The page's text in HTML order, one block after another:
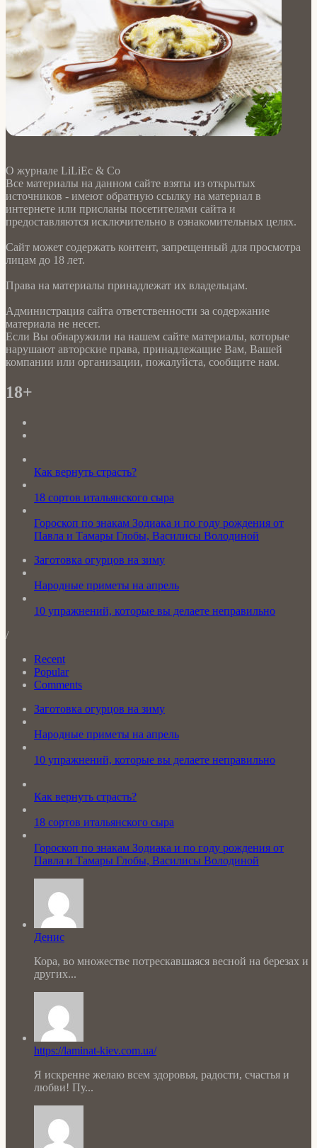
О журнале LiLiEc & Co
Все материалы на данном сайте взяты из открытых
источников - имеют обратную ссылку на материал в
интернете или присланы посетителями сайта и
предоставляются исключительно в ознакомительных целях.
Сайт может содержать контент, запрещенный для просмотра
лицам до 18 лет.
Права на материалы принадлежат их владельцам.
Администрация сайта ответственности за содержание
материала не несет.
Если Вы обнаружили на нашем сайте материалы, которые
нарушают авторские права, принадлежащие Вам, Вашей
компании или организации, пожалуйста, сообщите нам.
18+
Как вернуть страсть?
18 сортов итальянского сыра
Гороскоп по знакам Зодиака и по году рождения от
Павла и Тамары Глобы, Василисы Володиной
Заготовка огурцов на зиму
Народные приметы на апрель
10 упражнений, которые вы делаете неправильно
/
Recent
Popular
Comments
Заготовка огурцов на зиму
Народные приметы на апрель
10 упражнений, которые вы делаете неправильно
Как вернуть страсть?
18 сортов итальянского сыра
Гороскоп по знакам Зодиака и по году рождения от
Павла и Тамары Глобы, Василисы Володиной
Денис
Кора, во множестве потрескавшаяся весной на березах и
других...
https://laminat-kiev.com.ua/
Я искренне желаю всем здоровья, радости, счастья и
любви! Пу...